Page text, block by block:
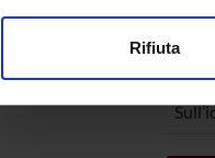
modificare o ritirare il tuo
di analisi dei dati web,
Rifiuta